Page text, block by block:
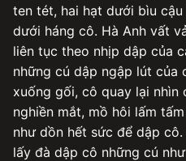
ten tét, hai hạt dưới bìu
dưới háng cô. Hà Anh vất
liên tục theo nhịp dập của
những cú dập ngập lút của
xuống gối, cô quay lại nhìn
nghiền mắt, mồ hôi lấm
như dồn hết sức để dập
lấy đà dập cô những cú